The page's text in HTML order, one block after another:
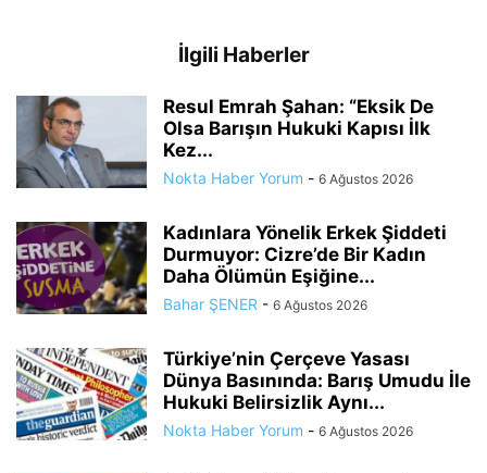
İlgili Haberler
Resul Emrah Şahan: “Eksik De
Olsa Barışın Hukuki Kapısı İlk
Kez...
Nokta Haber Yorum - 6 Ağustos 2026
Kadınlara Yönelik Erkek Şiddeti
Durmuyor: Cizre’de Bir Kadın
Daha Ölümün Eşiğine...
Bahar ŞENER - 6 Ağustos 2026
Türkiye’nin Çerçeve Yasası
Dünya Basınında: Barış Umudu İle
Hukuki Belirsizlik Aynı...
Nokta Haber Yorum - 6 Ağustos 2026